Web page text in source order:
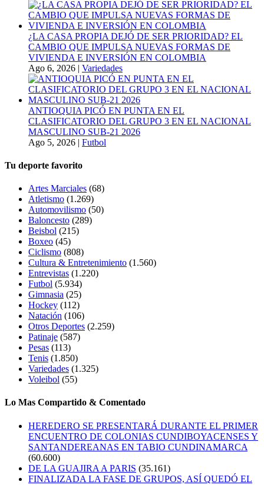
¿LA CASA PROPIA DEJÓ DE SER PRIORIDAD? EL
CAMBIO QUE IMPULSA NUEVAS FORMAS DE
VIVIENDA E INVERSIÓN EN COLOMBIA
Ago 6, 2026 | Variedades
ANTIOQUIA PICÓ EN PUNTA EN EL
CLASIFICATORIO DEL GRUPO 3 EN EL NACIONAL
MASCULINO SUB-21 2026
Ago 5, 2026 | Futbol
Tu deporte favorito
Artes Marciales (68)
Atletismo (1.269)
Automovilismo (50)
Baloncesto (289)
Beisbol (215)
Boxeo (45)
Ciclismo (808)
Cultura & Entretenimiento (1.560)
Entrevistas (1.220)
Futbol (5.934)
Gimnasia (25)
Hockey (112)
Natación (106)
Otros Deportes (2.259)
Patinaje (587)
Pesas (113)
Tenis (1.850)
Variedades (1.325)
Voleibol (55)
Lo Mas Compartido & Comentado
HEREDERO SE PRESENTARÁ DURANTE EL PRIMER
ENCUENTRO DE COLONIAS CUNDIBOYACENSES Y
SANTANDEREANAS EN TABIO CUNDINAMARCA
(60.600)
DE LA GUAJIRA A PARIS (35.161)
FINALIZADA LA FASE DE GRUPOS, ASÍ QUEDÓ EL